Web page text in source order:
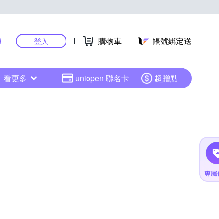
登入 購物車 帳號綁定送
看更多 uniopen 聯名卡 超贈點